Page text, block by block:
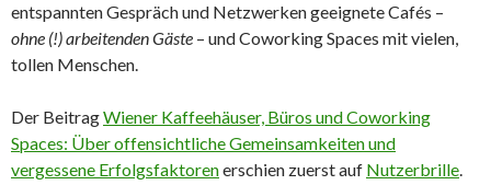
entspannten Gespräch und Netzwerken geeignete Cafés –
ohne (!) arbeitenden Gäste – und Coworking Spaces mit vielen,
tollen Menschen.
Der BeitragWiener Kaffeehäuser, Büros und Coworking
Spaces: Über offensichtliche Gemeinsamkeiten und
vergessene Erfolgsfaktorenerschien zuerst auf Nutzerbrille.